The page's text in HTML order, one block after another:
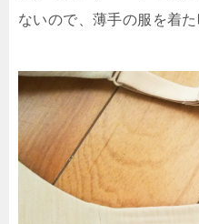
ないので、薄手の服を着た